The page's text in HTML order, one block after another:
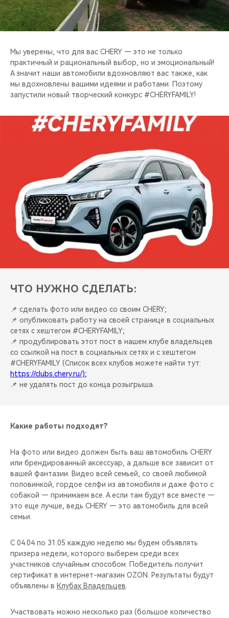
CHERY И СПОРТ
НАШИ МЕРОПРИЯТИЯ
Мы уверены, что для вас CHERY — это не только
практичный и рациональный выбор, но и эмоциональный!
А значит наши автомобили вдохновляют вас также, как
мы вдохновлены вашими идеями и работами. Поэтому
запустили новый творческий конкурс #CHERYFAMILY!
ЧТО НУЖНО СДЕЛАТЬ:
📌 сделать фото или видео со своим CHERY;
📌 опубликовать работу на своей странице в социальных
сетях с хештегом #CHERYFAMILY;
📌 продублировать этот пост в нашем клубе владельцев
со ссылкой на пост в социальных сетях и с хештегом
#CHERYFAMILY (Список всех клубов можете найти тут:
https://clubs.chery.ru/);
📌 не удалять пост до конца розыгрыша.
Какие работы подходят?
На фото или видео должен быть ваш автомобиль CHERY
или брендированный аксессуар, а дальше все зависит от
вашей фантазии. Видео всей семьей, со своей любимой
половинкой, гордое селфи из автомобиля и даже фото с
собакой — принимаем все. А если там будут все вместе —
это еще лучше, ведь CHERY — это автомобиль для всей
семьи.
С 04.04 по 31.05 каждую неделю мы будем объявлять
призера недели, которого выберем среди всех
участников случайным способом. Победитель получит
сертификат в интернет-магазин OZON. Результаты будут
объявлены в Клубах Владельцев.
Участвовать можно несколько раз (большое количество